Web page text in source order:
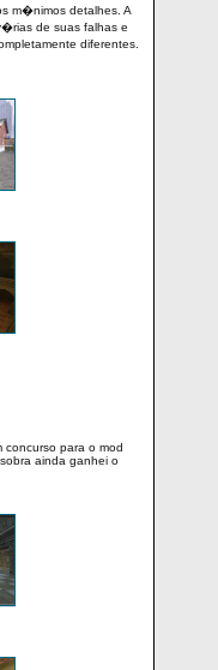
m�nimos detalhes. A
de suas falhas e
diferentes.
concurso para o mod
ainda ganhei o